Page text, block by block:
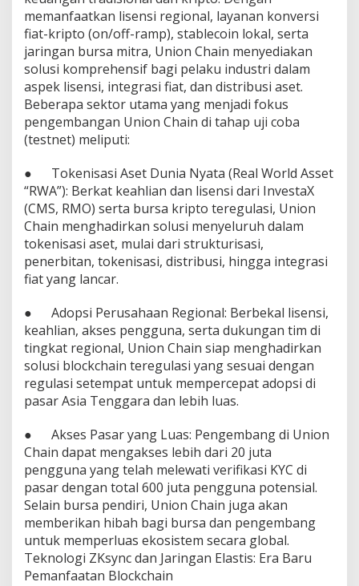
t
T
e
r
e
g
u
l
i
d
a
n
P
l
a
r
m
T
k
e
n
s
a
s
i
A
e
t
d
i
A
memanfaatkan lisensi regional, layanan konversi
fiat-kripto (on/off-ramp), stablecoin lokal, serta
jaringan bursa mitra, Union Chain menyediakan
solusi komprehensif bagi pelaku industri dalam
aspek lisensi, integrasi fiat, dan distribusi aset.
Beberapa sektor utama yang menjadi fokus
pengembangan Union Chain di tahap uji coba
(testnet) meliputi:
● Tokenisasi Aset Dunia Nyata (Real World Asset
“RWA”): Berkat keahlian dan lisensi dari InvestaX
(CMS, RMO) serta bursa kripto teregulasi, Union
Chain menghadirkan solusi menyeluruh dalam
tokenisasi aset, mulai dari strukturisasi,
penerbitan, tokenisasi, distribusi, hingga integrasi
fiat yang lancar.
● Adopsi Perusahaan Regional: Berbekal lisensi,
keahlian, akses pengguna, serta dukungan tim di
tingkat regional, Union Chain siap menghadirkan
solusi blockchain teregulasi yang sesuai dengan
regulasi setempat untuk mempercepat adopsi di
pasar Asia Tenggara dan lebih luas.
● Akses Pasar yang Luas: Pengembang di Union
Chain dapat mengakses lebih dari 20 juta
pengguna yang telah melewati verifikasi KYC di
pasar dengan total 600 juta pengguna potensial.
Selain bursa pendiri, Union Chain juga akan
memberikan hibah bagi bursa dan pengembang
untuk memperluas ekosistem secara global.
Teknologi ZKsync dan Jaringan Elastis: Era Baru
Pemanfaatan Blockchain